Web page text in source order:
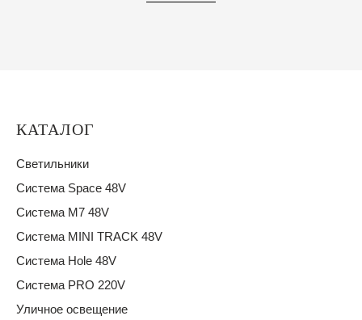
КАТАЛОГ
Светильники
Система Space 48V
Система M7 48V
Система MINI TRACK 48V
Система Hole 48V
Система PRO 220V
Уличное освещение